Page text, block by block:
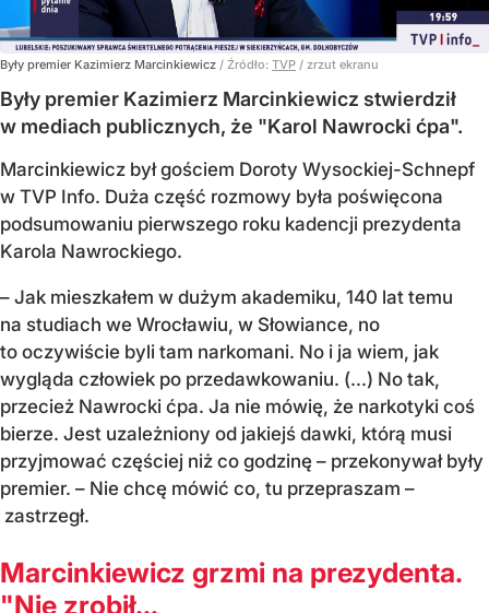
Były premier Kazimierz Marcinkiewicz / Źródło: TVP / zrzut ekranu
Były premier Kazimierz Marcinkiewicz stwierdził
w mediach publicznych, że "Karol Nawrocki ćpa".
Marcinkiewicz był gościem Doroty Wysockiej-Schnepf
w TVP Info. Duża część rozmowy była poświęcona
podsumowaniu pierwszego roku kadencji prezydenta
Karola Nawrockiego.
– Jak mieszkałem w dużym akademiku, 140 lat temu
na studiach we Wrocławiu, w Słowiance, no
to oczywiście byli tam narkomani. No i ja wiem, jak
wygląda człowiek po przedawkowaniu. (...) No tak,
przecież Nawrocki ćpa. Ja nie mówię, że narkotyki coś
bierze. Jest uzależniony od jakiejś dawki, którą musi
przyjmować częściej niż co godzinę – przekonywał były
premier. – Nie chcę mówić co, tu przepraszam –
zastrzegł.
Marcinkiewicz grzmi na prezydenta.
"Nie zrobił...